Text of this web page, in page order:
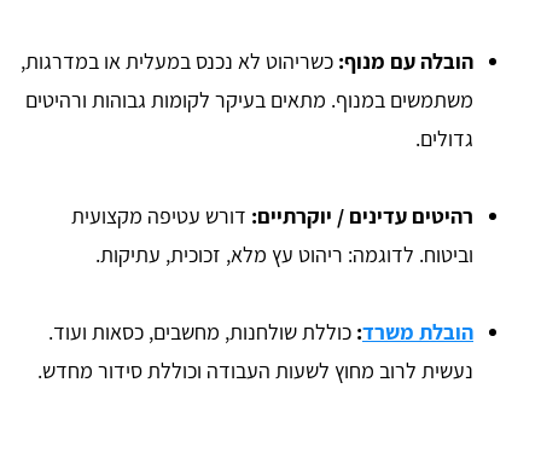
הובלה עם מנוף: כשריהוט לא נכנס במעלית או במדרגות,
משתמשים במנוף. מתאים בעיקר לקומות גבוהות ורהיטים
גדולים.
רהיטים עדינים / יוקרתיים: דורש עטיפה מקצועית
וביטוח. לדוגמה: ריהוט עץ מלא, זכוכית, עתיקות.
הובלת משרד: כוללת שולחנות, מחשבים, כסאות ועוד.
נעשית לרוב מחוץ לשעות העבודה וכוללת סידור מחדש.